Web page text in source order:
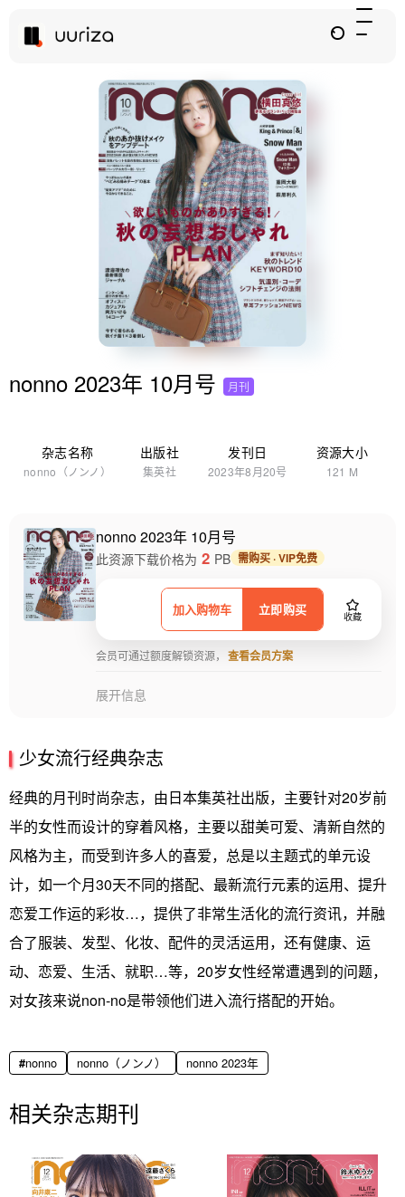
nonno 2023年 10月号 月刊
杂志名称
nonno（ノンノ）
出版社
集英社
发刊日
2023年8月20号
资源大小
121 M
nonno 2023年 10月号
加入购物车 立即购买 收藏
此资源下载价格为 2 PB 需购买 · VIP免费
会员可通过额度解锁资源， 查看会员方案
展开信息
少女流行经典杂志
经典的月刊时尚杂志，由日本集英社出版，主要针对20岁前
半的女性而设计的穿着风格，主要以甜美可爱、清新自然的
风格为主，而受到许多人的喜爱，总是以主题式的单元设
计，如一个月30天不同的搭配、最新流行元素的运用、提升
恋爱工作运的彩妆…，提供了非常生活化的流行资讯，并融
合了服装、发型、化妆、配件的灵活运用，还有健康、运
动、恋爱、生活、就职…等，20岁女性经常遭遇到的问题，
对女孩来说non-no是带领他们进入流行搭配的开始。
nonno nonno（ノンノ） nonno 2023年
相关杂志期刊